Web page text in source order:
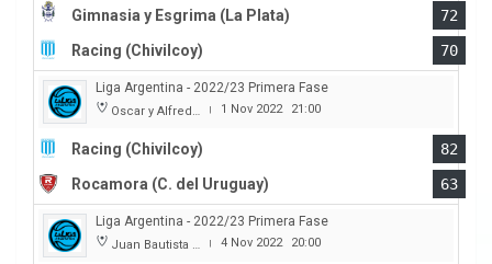
Gimnasia y Esgrima (La Plata)
72
Racing (Chivilcoy)
70
Liga Argentina - 2022/23 Primera Fase
Oscar y Alfredo Barca | 1 Nov 2022 21:00
Racing (Chivilcoy)
82
Rocamora (C. del Uruguay)
63
Liga Argentina - 2022/23 Primera Fase
Juan Bautista Rocha | 4 Nov 2022 20:00